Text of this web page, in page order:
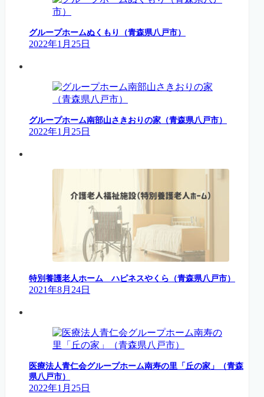
グループホームぬくもり（青森県八戸市）
2022年1月25日
グループホーム南部山さきおりの家（青森県八戸市）
2022年1月25日
特別養護老人ホーム ハピネスやくら（青森県八戸市）
2021年8月24日
医療法人青仁会グループホーム南寿の里「丘の家」（青森
県八戸市）
2022年1月25日